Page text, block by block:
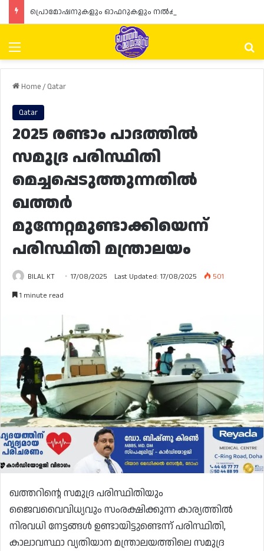
Menu
Home/ Qatar
Qatar
2025 രണ്ടാം പാദത്തിൽ
സമുദ്ര പരിസ്ഥിതി
മെച്ചപ്പെടുത്തുന്നതിൽ
ഖത്തർ
മുന്നേറ്റമുണ്ടാക്കിയെന്ന്
പരിസ്ഥിതി മന്ത്രാലയം
BILAL KT 17/08/2025 Last Updated: 17/08/2025
501
1 minute read
ഖത്തറിന്റെ സമുദ്ര പരിസ്ഥിതിയും
ജൈവവൈവിധ്യവും സംരക്ഷിക്കുന്ന കാര്യത്തിൽ
നിരവധി നേട്ടങ്ങൾ ഉണ്ടായിട്ടുണ്ടെന്ന് പരിസ്ഥിതി,
കാലാവസ്ഥാ വ്യതിയാന മന്ത്രാലയത്തിലെ സമുദ്ര